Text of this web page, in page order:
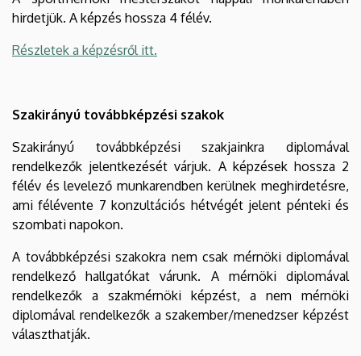
hirdetjük. A képzés hossza 4 félév.
Részletek a képzésről itt.
Szakirányú továbbképzési szakok
Szakirányú továbbképzési szakjainkra diplomával
rendelkezők jelentkezését várjuk. A képzések hossza 2
félév és levelező munkarendben kerülnek meghirdetésre,
ami félévente 7 konzultációs hétvégét jelent pénteki és
szombati napokon.
A továbbképzési szakokra nem csak mérnöki diplomával
rendelkező hallgatókat várunk. A mérnöki diplomával
rendelkezők a szakmérnöki képzést, a nem mérnöki
diplomával rendelkezők a szakember/menedzser képzést
választhatják.